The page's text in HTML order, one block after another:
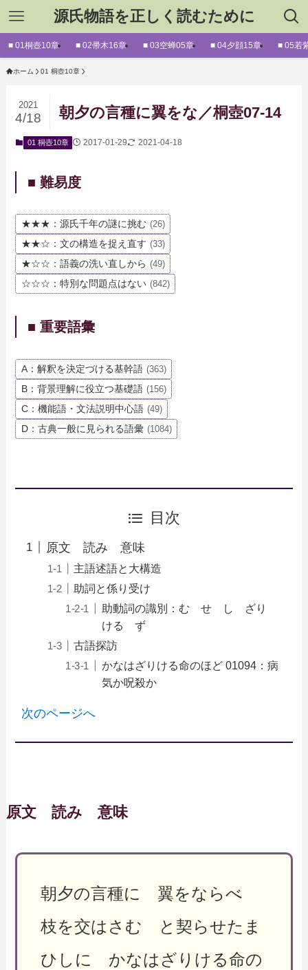
源氏物語を正しく読むために
■ 01桐壺10章 ■ 02帚木16章 ■ 03空蝉05章 ■ 04夕顔15章 ■ 05若
ホーム 01 桐壺10章
朝夕の言種に翼をな／桐壺07-14
2021
4/18
01 桐壺10章 2017-01-29 2021-04-18
■ 難易度
★★★：源氏千年の謎に挑む (26)
★★☆：文の構造を捉え直す (33)
★☆☆：語義の洗い直しから (49)
☆☆☆：特別な問題点はない (842)
■ 重要語彙
A：解釈を決定づける基幹語 (363)
B：背景理解に役立つ基礎語 (156)
C：機能語・文法説明中心語 (49)
D：古典一般に見られる語彙 (1084)
目次
原文 読み 意味
主語述語と大構造
助詞と係り受け
助動詞の識別：む せ し ざり
ける ず
古語探訪
かなはざりける命のほど 01094：病
気か呪殺か
次のページへ
原文 読み 意味
朝夕の言種に 翼をならべ
枝を交はさむ と契らせたま
ひしに かなはざりける命の